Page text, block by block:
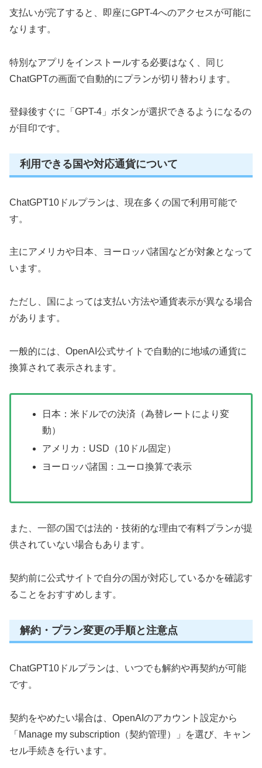
支払いが完了すると、即座にGPT-4へのアクセスが可能に
なります。
特別なアプリをインストールする必要はなく、同じ
ChatGPTの画面で自動的にプランが切り替わります。
登録後すぐに「GPT-4」ボタンが選択できるようになるの
が目印です。
利用できる国や対応通貨について
ChatGPT10ドルプランは、現在多くの国で利用可能で
す。
主にアメリカや日本、ヨーロッパ諸国などが対象となって
います。
ただし、国によっては支払い方法や通貨表示が異なる場合
があります。
一般的には、OpenAI公式サイトで自動的に地域の通貨に
換算されて表示されます。
日本：米ドルでの決済（為替レートにより変
動）
アメリカ：USD（10ドル固定）
ヨーロッパ諸国：ユーロ換算で表示
また、一部の国では法的・技術的な理由で有料プランが提
供されていない場合もあります。
契約前に公式サイトで自分の国が対応しているかを確認す
ることをおすすめします。
解約・プラン変更の手順と注意点
ChatGPT10ドルプランは、いつでも解約や再契約が可能
です。
契約をやめたい場合は、OpenAIのアカウント設定から
「Manage my subscription（契約管理）」を選び、キャン
セル手続きを行います。